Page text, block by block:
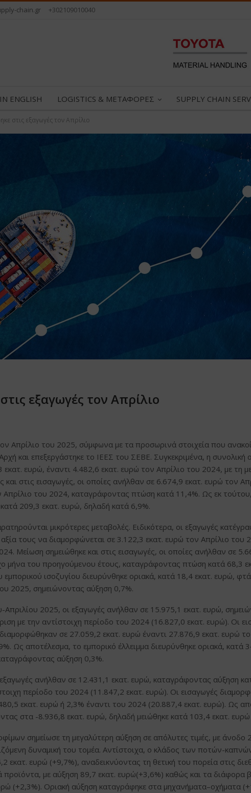
chain.gr +302109010040
ENGLISH LOGISTICS & ΜΕΤΑΦΟΡΕΣ SUPPLY CHAIN
στις εξαγωγές τον Απρίλιο
εξαγωγές τον Απρίλιο
Απρίλιο του 2025, σύμφωνα με τα προσωρινά στοιχεία που
και επεξεργάστηκε το ΙΕΕΣ του ΣΕΒΕ. Συγκεκριμένα, η συνολική
ευρώ, έναντι 4.482,6 εκατ. ευρώ τον Απρίλιο του 2024, με τη
στις εισαγωγές, οι οποίες ανήλθαν σε 6.674,9 εκατ. ευρώ τον
Απρίλιο του 2024, καταγράφοντας πτώση κατά 11,4%. Ως εκ
209,3 εκατ. ευρώ, δηλαδή κατά 6,9%.
μικρότερες μεταβολές. Ειδικότερα, οι εξαγωγές
τους να διαμορφώνεται σε 3.122,3 εκατ. ευρώ τον Απρίλιο του
Μείωση σημειώθηκε και στις εισαγωγές, οι οποίες ανήλθαν σε
μήνα του προηγούμενου έτους, καταγράφοντας πτώση κατά 68,3
ισοζυγίου διευρύνθηκε οριακά, κατά 18,4 εκατ. ευρώ,
2025, σημειώνοντας αύξηση 0,7%.
2025, οι εξαγωγές ανήλθαν σε 15.975,1 εκατ. ευρώ,
με την αντίστοιχη περίοδο του 2024 (16.827,0 εκατ. ευρώ). Οι
σε 27.059,2 εκατ. ευρώ έναντι 27.876,9 εκατ. ευρώ
Ως αποτέλεσμα, το εμπορικό έλλειμμα διευρύνθηκε οριακά, κατά
αύξηση 0,3%.
ανήλθαν σε 12.431,1 εκατ. ευρώ, καταγράφοντας αύξηση
περίοδο του 2024 (11.847,2 εκατ. ευρώ). Οι εισαγωγές
εκατ. ευρώ ή 2,3% έναντι του 2024 (20.887,4 εκατ. ευρώ). Ως
στα -8.936,8 εκατ. ευρώ, δηλαδή μειώθηκε κατά 103,4 εκατ.
σημείωσε τη μεγαλύτερη αύξηση σε απόλυτες τιμές, με άνοδο
δυναμική του τομέα. Αντίστοιχα, ο κλάδος των ποτών-
εκατ. ευρώ (+9,7%), αναδεικνύοντας τη θετική του πορεία στις
προϊόντα, με αύξηση 89,7 εκατ. ευρώ(+3,6%) καθώς και τα διάφορα
(+2,3%). Οριακή αύξηση καταγράφηκε στα μηχανήματα–οχήματα